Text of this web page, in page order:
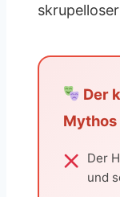
Der
Mythos
Der
und